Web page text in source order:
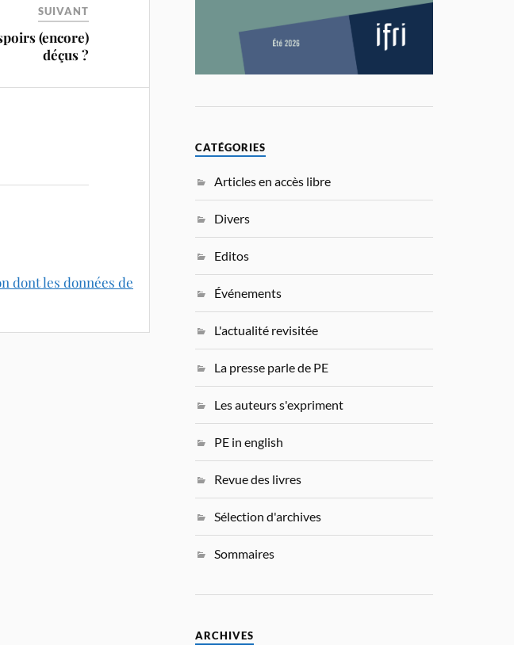
SUIVANT
(encore)
déçus ?
dont les données de
CATÉGORIES
Articles en accès libre
Divers
Editos
Événements
L'actualité revisitée
La presse parle de PE
Les auteurs s'expriment
PE in english
Revue des livres
Sélection d'archives
Sommaires
ARCHIVES